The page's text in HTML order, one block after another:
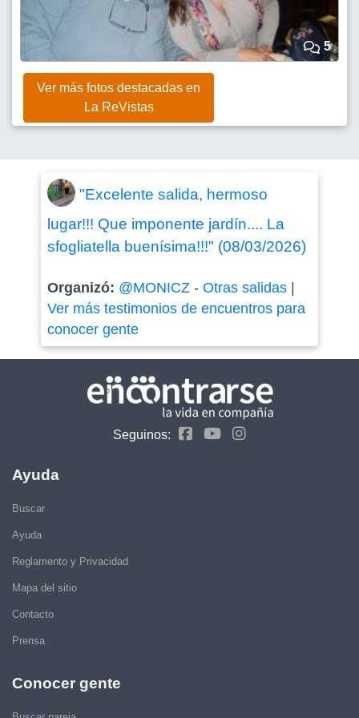
5
Ver más fotos destacadas en
La ReVistas
"Excelente salida, hermoso
lugar!!! Que imponente jardín.... La
sfogliatella buenísima!!!" (08/03/2026)
Organizó: @MONICZ- Otras salidas|
Ver más testimonios de encuentros para
conocer gente
Seguinos:
Ayuda
Buscar
Ayuda
Reglamento y Privacidad
Mapa del sitio
Contacto
Prensa
Conocer gente